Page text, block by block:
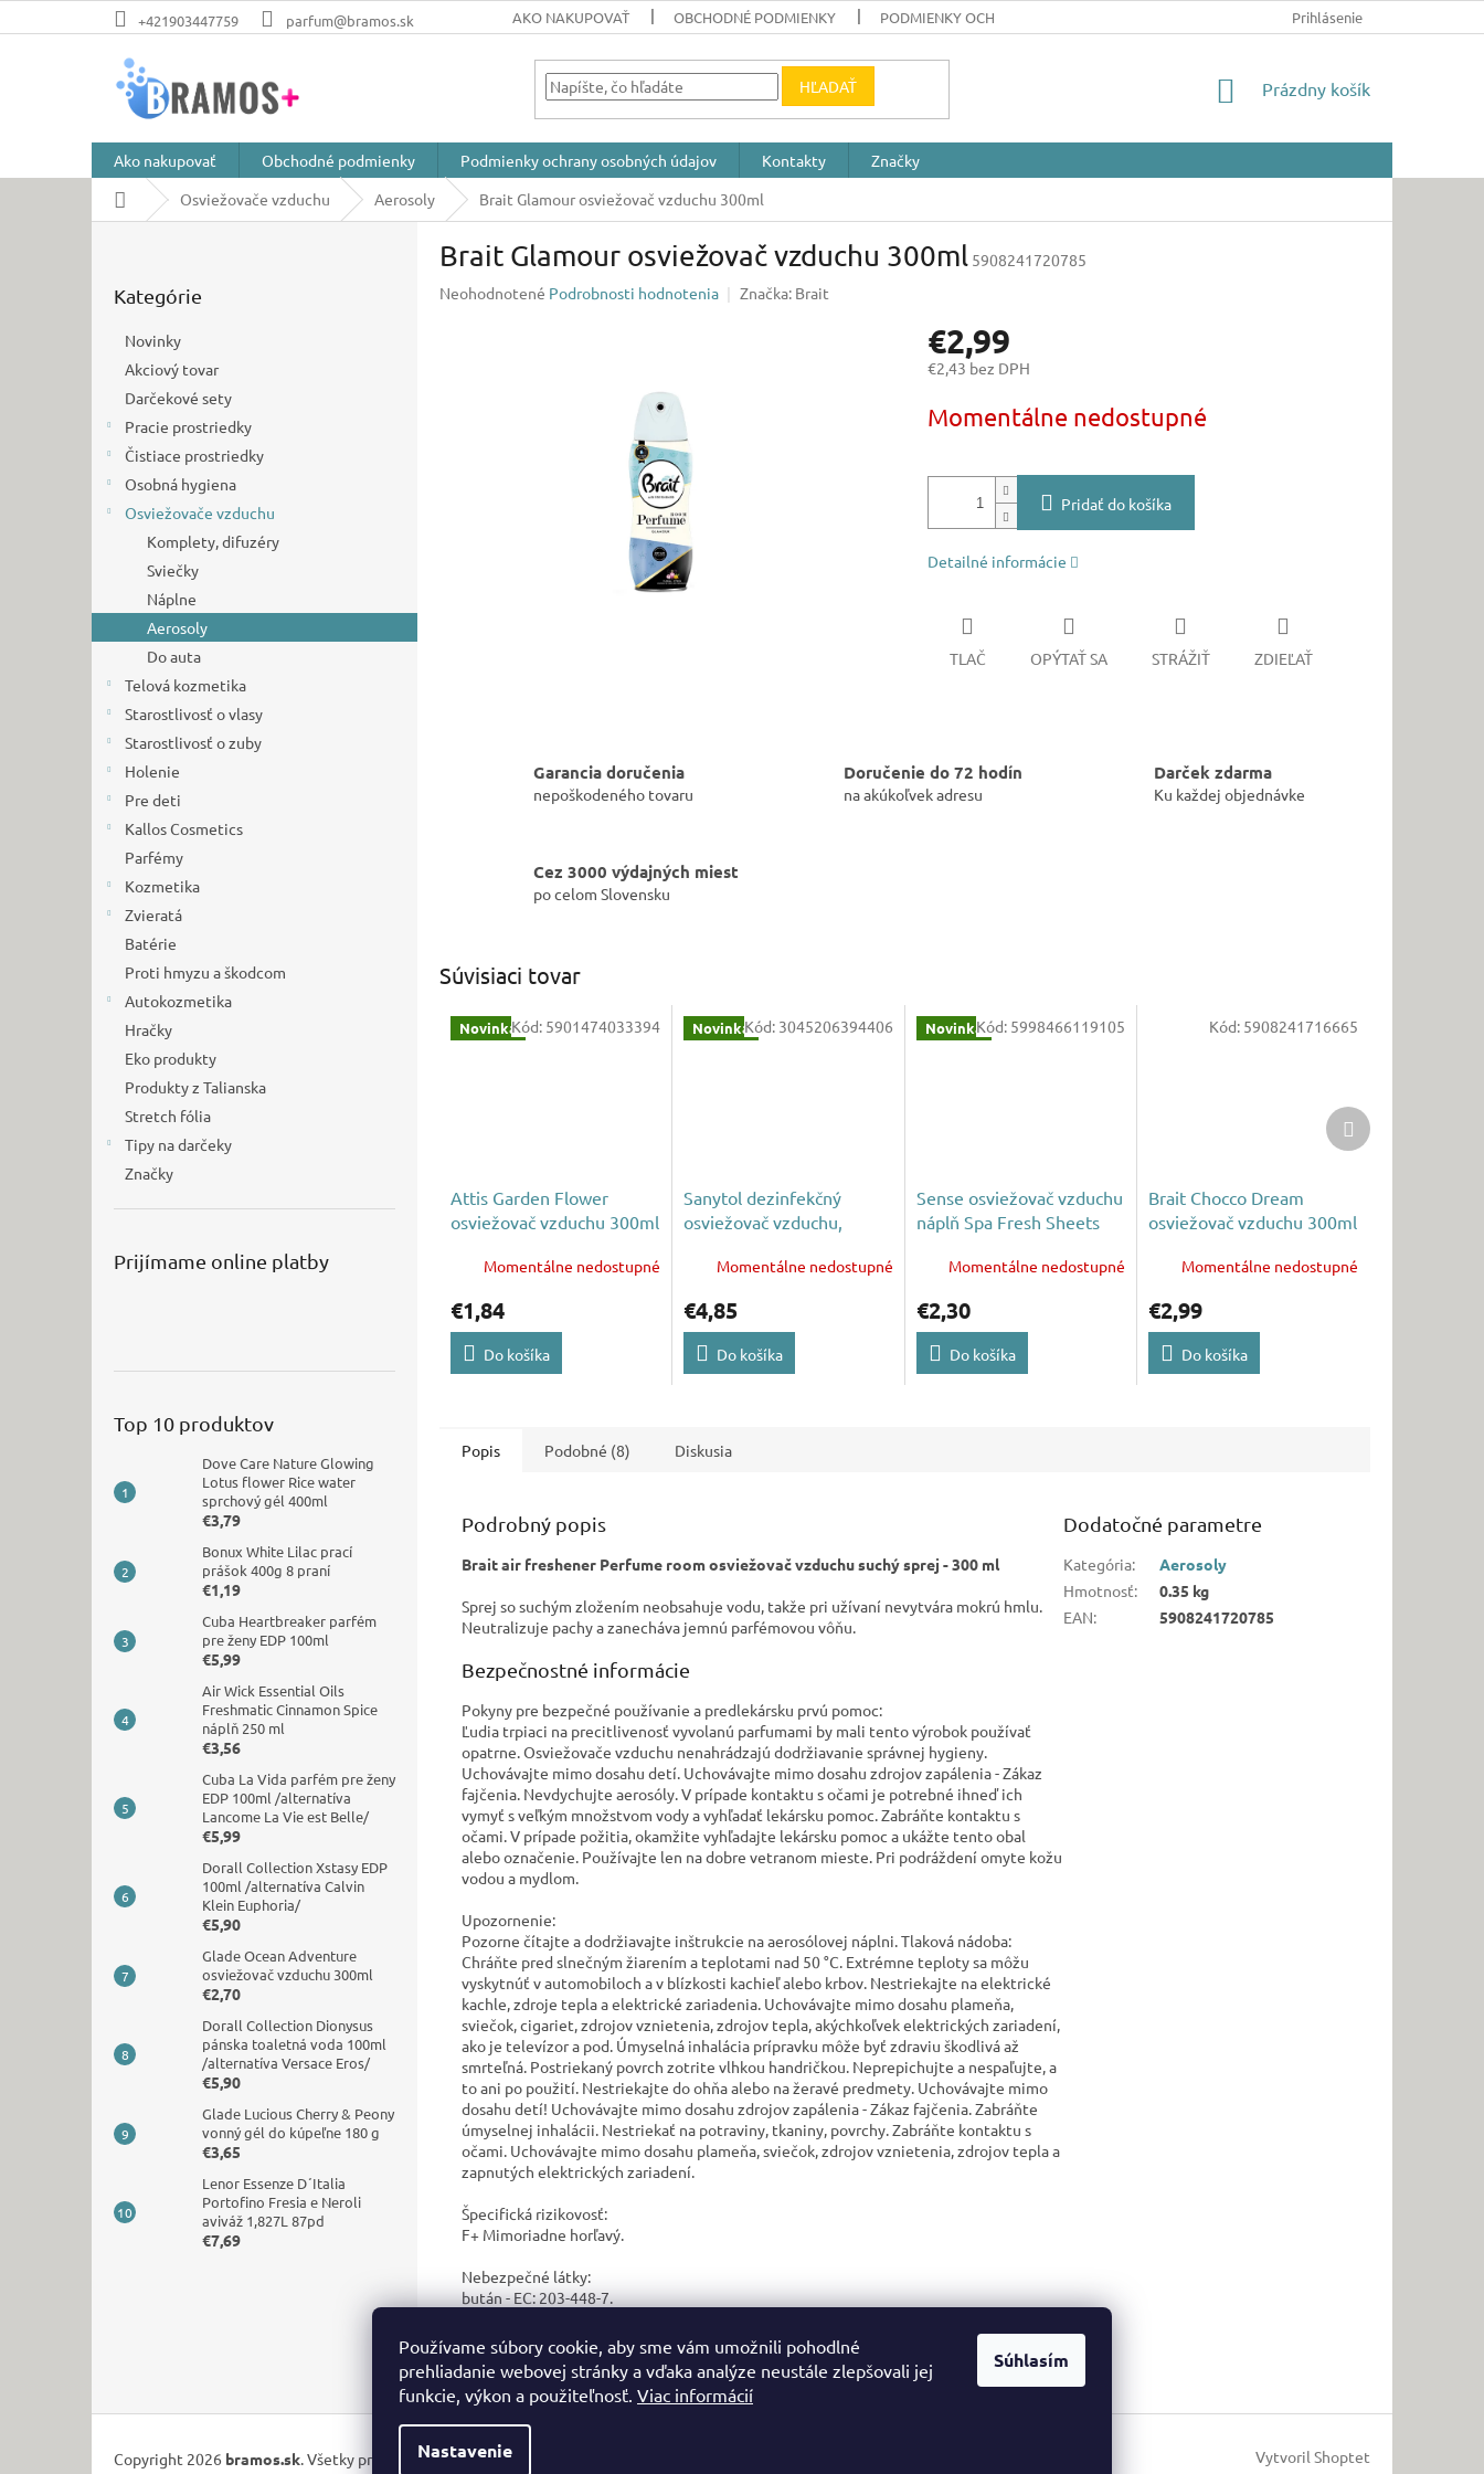
Používame súbory cookie, aby sme vám umožnili pohodlné
prehliadanie webovej stránky a vďaka analýze neustále zlepšovali jej
funkcie, výkon a použiteľnosť. Viac informácií
Nastavenie
Súhlasím
na
+421903447759 parfum@bramos.sk AKO NAKUPOVAŤ OBCHODNÉ PODMIENKY PODMIENKY OCHRANY OSOBNÝCH ÚDAJOV Prihlásenie
HĽADAŤ
NÁKUPNÝ
Prázdny košík
Ako nakupovať Obchodné podmienky Podmienky ochrany osobných údajov Kontakty
Značky
DomovOsviežovače vzduchu Aerosoly Brait Glamour osviežovač vzduchu 300ml
kategórie
Kategórie
Novinky
Akciový tovar
Darčekové sety
Pracie prostriedky
Čistiace prostriedky
Osobná hygiena
Osviežovače vzduchu
Komplety, difuzéry
Sviečky
Náplne
Aerosoly
Do auta
Telová kozmetika
Starostlivosť o vlasy
Starostlivosť o zuby
Holenie
Pre deti
Kallos Cosmetics
Parfémy
Kozmetika
Zvieratá
Batérie
Proti hmyzu a škodcom
Autokozmetika
Hračky
Eko produkty
Produkty z Talianska
Stretch fólia
Tipy na darčeky
Značky
Prijímame online platby
Top 10 produktov
Dove Care Nature Glowing
Lotus flower Rice water
sprchový gél 400ml
€3,79
Bonux White Lilac prací
prášok 400g 8 praní
€1,19
Cuba Heartbreaker parfém
pre ženy EDP 100ml
€5,99
Air Wick Essential Oils
Freshmatic Cinnamon Spice
náplň 250 ml
€3,56
Cuba La Vida parfém pre ženy
EDP 100ml /alternatíva
Lancome La Vie est Belle/
€5,99
Dorall Collection Xstasy EDP
100ml /alternatíva Calvin
Klein Euphoria/
€5,90
Glade Ocean Adventure
osviežovač vzduchu 300ml
€2,70
Dorall Collection Dionysus
pánska toaletná voda 100ml
/alternatíva Versace Eros/
€5,90
Glade Lucious Cherry & Peony
vonný gél do kúpeľne 180 g
€3,65
Lenor Essenze D´Italia
Portofino Fresia e Neroli
aviváž 1,827L 87pd
€7,69
Brait Glamour osviežovač vzduchu 300ml 5908241720785
Priemerné
Neohodnotené Podrobnosti hodnotenia Značka: Brait
€2,99
€2,43 bez DPH
cena:
Momentálne nedostupné
Pridať do košíka
Detailné informácie
TLAČ OPÝTAŤ SA STRÁŽIŤ ZDIEĽAŤ
Garancia doručenia
nepoškodeného tovaru
Doručenie do 72 hodín
na akúkoľvek adresu
Darček zdarma
Ku každej objednávke
Cez 3000 výdajných miest
po celom Slovensku
Súvisiaci tovar
Novinka
Attis Garden Flower
osviežovač vzduchu 300ml
Momentálne nedostupné
€1,84
Do košíka
Kód: 5901474033394 Novinka
Sanytol dezinfekčný
osviežovač vzduchu,
kvetinová vôňa 300ml
Momentálne nedostupné
€4,85
Do košíka
Kód: 3045206394406 Novinka
Sense osviežovač vzduchu
náplň Spa Fresh Sheets
Momentálne nedostupné
€2,30
Do košíka
Kód: 5998466119105
Brait Chocco Dream
osviežovač vzduchu 300ml
Momentálne nedostupné
€2,99
Do košíka
Kód: 5908241716665
Ďalší
produkt
Popis Podobné (8) Diskusia
Podrobný popis
Brait air freshener Perfume room osviežovač vzduchu suchý sprej - 300 ml
Sprej so suchým zložením neobsahuje vodu, takže pri užívaní nevytvára mokrú hmlu.
Neutralizuje pachy a zanecháva jemnú parfémovou vôňu.
Bezpečnostné informácie
Pokyny pre bezpečné používanie a predlekársku prvú pomoc:
Ľudia trpiaci na precitlivenosť vyvolanú parfumami by mali tento výrobok používať
opatrne. Osviežovače vzduchu nenahrádzajú dodržiavanie správnej hygieny.
Uchovávajte mimo dosahu detí. Uchovávajte mimo dosahu zdrojov zapálenia - Zákaz
fajčenia. Nevdychujte aerosóly. V prípade kontaktu s očami je potrebné ihneď ich
vymyť s veľkým množstvom vody a vyhľadať lekársku pomoc. Zabráňte kontaktu s
očami. V prípade požitia, okamžite vyhľadajte lekársku pomoc a ukážte tento obal
alebo označenie. Používajte len na dobre vetranom mieste. Pri podráždení omyte kožu
vodou a mydlom.
Upozornenie:
Pozorne čítajte a dodržiavajte inštrukcie na aerosólovej náplni. Tlaková nádoba:
Chráňte pred slnečným žiarením a teplotami nad 50 °C. Extrémne teploty sa môžu
vyskytnúť v automobiloch a v blízkosti kachieľ alebo krbov. Nestriekajte na elektrické
kachle, zdroje tepla a elektrické zariadenia. Uchovávajte mimo dosahu plameňa,
sviečok, cigariet, zdrojov vznietenia, zdrojov tepla, akýchkoľvek elektrických zariadení,
ako je televízor a pod. Úmyselná inhalácia prípravku môže byť zdraviu škodlivá až
smrteľná. Postriekaný povrch zotrite vlhkou handričkou. Neprepichujte a nespaľujte, a
to ani po použití. Nestriekajte do ohňa alebo na žeravé predmety. Uchovávajte mimo
dosahu detí! Uchovávajte mimo dosahu zdrojov zapálenia - Zákaz fajčenia. Zabráňte
úmyselnej inhalácii. Nestriekať na potraviny, tkaniny, povrchy. Zabráňte kontaktu s
očami. Uchovávajte mimo dosahu plameňa, sviečok, zdrojov vznietenia, zdrojov tepla a
zapnutých elektrických zariadení.
Špecifická rizikovosť:
F+ Mimoriadne horľavý.
Nebezpečné látky:
bután - EC: 203-448-7.
reakciu.
Dodatočné parametre
Kategória:
Aerosoly
Hmotnosť:
0.35 kg
EAN: 5908241720785
Vytvoril Shoptet
Copyright 2026 bramos.sk. Všetky práva vyhradené.